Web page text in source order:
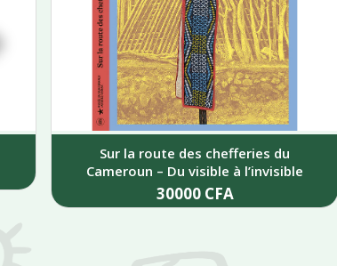
Sur la route des chefferies du
Cameroun – Du visible à l’invisible
30000 CFA